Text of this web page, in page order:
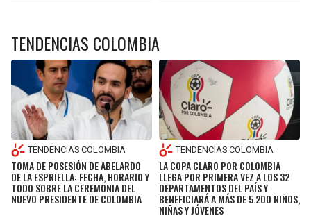
TENDENCIAS COLOMBIA
TENDENCIAS COLOMBIA
TOMA DE POSESIÓN DE ABELARDO
DE LA ESPRIELLA: FECHA, HORARIO Y
TODO SOBRE LA CEREMONIA DEL
NUEVO PRESIDENTE DE COLOMBIA
TENDENCIAS COLOMBIA
LA COPA CLARO POR COLOMBIA
LLEGA POR PRIMERA VEZ A LOS 32
DEPARTAMENTOS DEL PAÍS Y
BENEFICIARÁ A MÁS DE 5.200 NIÑOS,
NIÑAS Y JÓVENES